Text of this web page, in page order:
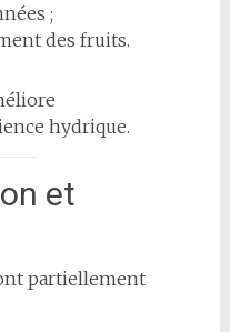
;
des fruits.
hydrique.
et
partiellement